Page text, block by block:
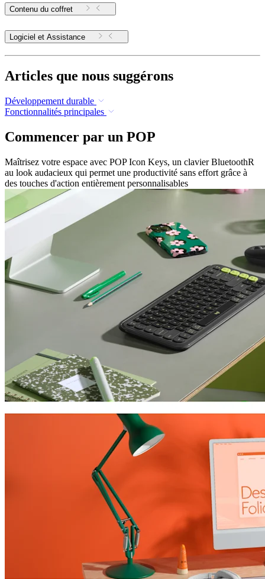
Contenu du coffret
Logiciel et Assistance
Articles que nous suggérons
Développement durable
Fonctionnalités principales
Commencer par un POP
Maîtrisez votre espace avec POP Icon Keys, un clavier BluetoothR
au look audacieux qui permet une productivité sans effort grâce à
des touches d'action entièrement personnalisables